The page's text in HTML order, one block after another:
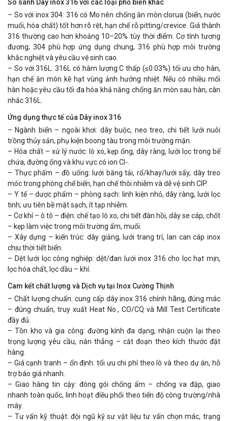
So sánh Dây inox 316 với các loại phổ biến khác
– So với inox 304: 316 có Mo nên chống ăn mòn clorua (biển, nước
muối, hóa chất) tốt hơn rõ rệt, hạn chế rỗ pitting/crevice. Giá thành
316 thường cao hơn khoảng 10–20% tùy thời điểm. Cơ tính tương
đương; 304 phù hợp ứng dụng chung, 316 phù hợp môi trường
khắc nghiệt và yêu cầu vệ sinh cao.
– So với 316L: 316L có hàm lượng C thấp (≤0.03%) tối ưu cho hàn,
hạn chế ăn mòn kẽ hạt vùng ảnh hưởng nhiệt. Nếu có nhiều mối
hàn hoặc yêu cầu tối đa hóa khả năng chống ăn mòn sau hàn, cân
nhắc 316L.
Ứng dụng thực tế của Dây inox 316
– Ngành biển – ngoài khơi: dây buộc, neo treo, chi tiết lưới nuôi
trồng thủy sản, phụ kiện boong tàu trong môi trường mặn.
– Hóa chất – xử lý nước: lò xo, kẹp ống, dây ràng, lưới lọc trong bể
chứa, đường ống và khu vực có ion Cl-.
– Thực phẩm – đồ uống: lưới băng tải, rổ/khay/lưới sấy, dây treo
móc trong phòng chế biến, hạn chế thôi nhiễm và dễ vệ sinh CIP.
– Y tế – dược phẩm – phòng sạch: linh kiện nhỏ, dây ràng, lưới lọc
tinh; ưu tiên bề mặt sạch, ít tạp nhiễm.
– Cơ khí – ô tô – điện: chế tạo lò xo, chi tiết đàn hồi, dây se cáp, chốt
– kẹp làm việc trong môi trường ẩm, muối.
– Xây dựng – kiến trúc: dây giằng, lưới trang trí, lan can cáp inox
chịu thời tiết biển.
– Dệt lưới lọc công nghiệp: dệt/đan lưới inox 316 cho lọc hạt mịn,
lọc hóa chất, lọc dầu – khí.
Cam kết chất lượng và Dịch vụ tại Inox Cường Thịnh
– Chất lượng chuẩn: cung cấp dây inox 316 chính hãng, đúng mác
– đúng chuẩn, truy xuất Heat No., CO/CQ và Mill Test Certificate
đầy đủ.
– Tồn kho và gia công: đường kính đa dạng, nhận cuộn lại theo
trọng lượng yêu cầu, nắn thẳng – cắt đoạn theo kích thước đặt
hàng.
– Giá cạnh tranh – ổn định: tối ưu chi phí theo lô và theo dự án, hỗ
trợ báo giá nhanh.
– Giao hàng tin cậy: đóng gói chống ẩm – chống va đập, giao
nhanh toàn quốc, linh hoạt điều phối theo tiến độ công trường/nhà
máy.
– Tư vấn kỹ thuật: đội ngũ kỹ sư vật liệu tư vấn chọn mác, trạng